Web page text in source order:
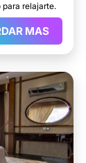
relajarte.
MAS